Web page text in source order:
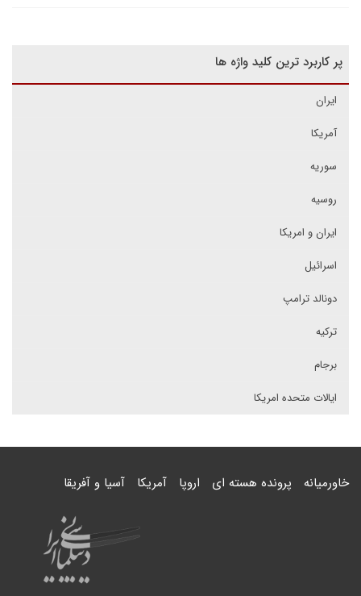
پر کاربرد ترین کلید واژه ها
ایران
آمریکا
سوریه
روسیه
ایران و امریکا
اسرائیل
دونالد ترامپ
ترکیه
برجام
ایالات متحده امریکا
خاورمیانه پرونده هسته ای اروپا آمریکا آسیا و آفریقا